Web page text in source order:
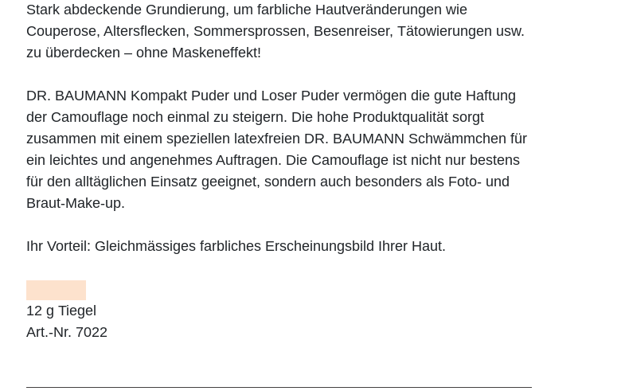
Stark abdeckende Grundierung, um farbliche Hautveränderungen wie
Couperose, Altersflecken, Sommersprossen, Besenreiser, Tätowierungen usw.
zu überdecken – ohne Maskeneffekt!
DR. BAUMANN Kompakt Puder und Loser Puder vermögen die gute Haftung
der Camouflage noch einmal zu steigern. Die hohe Produktqualität sorgt
zusammen mit einem speziellen latexfreien DR. BAUMANN Schwämmchen für
ein leichtes und angenehmes Auftragen. Die Camouflage ist nicht nur bestens
für den alltäglichen Einsatz geeignet, sondern auch besonders als Foto- und
Braut-Make-up.
Ihr Vorteil: Gleichmässiges farbliches Erscheinungsbild Ihrer Haut.
12 g Tiegel
Art.-Nr. 7022